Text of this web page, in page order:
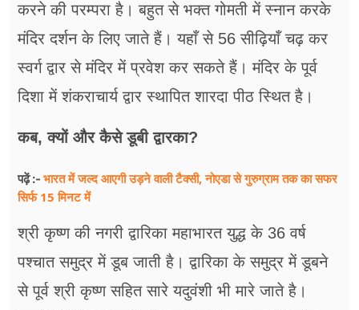
करने की परम्परा है। बहुत से भक्त गोमती में स्नान करके
मंदिर दर्शन के लिए जाते हैं। यहाँ से 56 सीढ़ियाँ चढ़ कर
स्वर्ग द्वार से मंदिर में प्रवेश कर सकते हैं। मंदिर के पूर्व
दिशा में शंकराचार्य द्वार स्थापित शारदा पीठ स्थित है।
कब, क्यों और कैसे डूबी द्वारका?
पढ़ें :- भारत में जल्द आएगी उड़ने वाली टैक्सी, नोएडा से गुरुग्राम तक का सफर
सिर्फ 15 मिनट में
श्री कृष्ण की नगरी द्वारिका महाभारत युद्ध के 36 वर्ष
पश्चात समुद्र में डूब जाती है। द्वारिका के समुद्र में डूबने
से पूर्व श्री कृष्ण सहित सारे यदुवंशी भी मारे जाते है।